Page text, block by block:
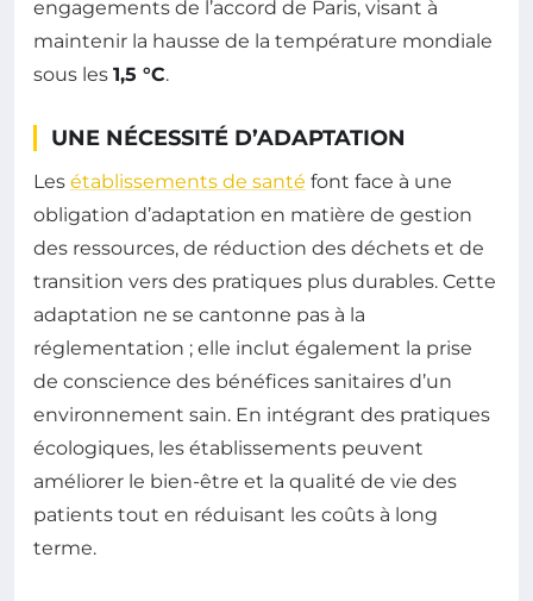
engagements de l’accord de Paris, visant à
maintenir la hausse de la température mondiale
sous les 1,5 °C.
UNE NÉCESSITÉ D’ADAPTATION
Les établissements de santé font face à une
obligation d’adaptation en matière de gestion
des ressources, de réduction des déchets et de
transition vers des pratiques plus durables. Cette
adaptation ne se cantonne pas à la
réglementation ; elle inclut également la prise
de conscience des bénéfices sanitaires d’un
environnement sain. En intégrant des pratiques
écologiques, les établissements peuvent
améliorer le bien-être et la qualité de vie des
patients tout en réduisant les coûts à long
terme.